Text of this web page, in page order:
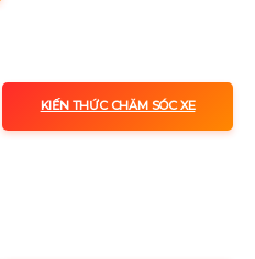
KIẾN THỨC CHĂM SÓC XE